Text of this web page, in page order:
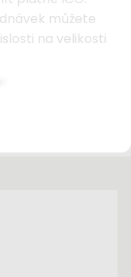
můžete
na velikosti